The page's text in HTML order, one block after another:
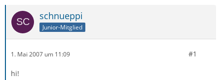
schnueppi
Junior-Mitglied
1. Mai 2007 um 11:09 #1
hi!